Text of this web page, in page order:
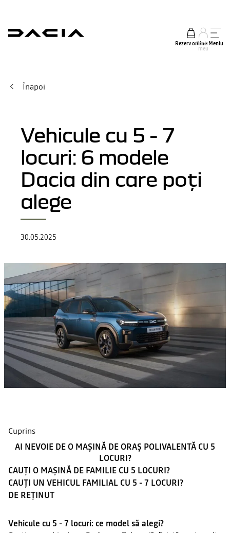
Rezerv online
Contul
meu
Meniu
Înapoi
Vehicule cu 5 - 7
locuri: 6 modele
Dacia din care poți
alege
30.05.2025
Cuprins
AI NEVOIE DE O MAȘINĂ DE ORAȘ POLIVALENTĂ CU 5
LOCURI?
CAUȚI O MAȘINĂ DE FAMILIE CU 5 LOCURI?
CAUȚI UN VEHICUL FAMILIAL CU 5 - 7 LOCURI?
DE REȚINUT
Vehicule cu 5 - 7 locuri: ce model să alegi?